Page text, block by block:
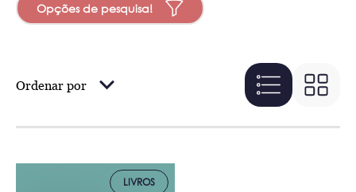
Opções de pesquisa!
Ordenar por
LIVROS